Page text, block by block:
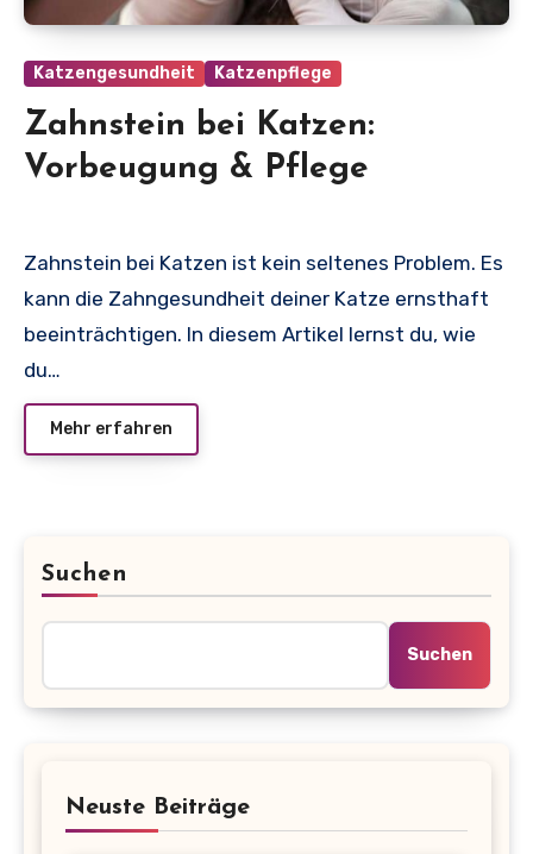
Katzengesundheit Katzenpflege
Zahnstein bei Katzen:
Vorbeugung & Pflege
Zahnstein bei Katzen ist kein seltenes Problem. Es
kann die Zahngesundheit deiner Katze ernsthaft
beeinträchtigen. In diesem Artikel lernst du, wie
du…
Mehr erfahren
Suchen
Suchen
Neuste Beiträge